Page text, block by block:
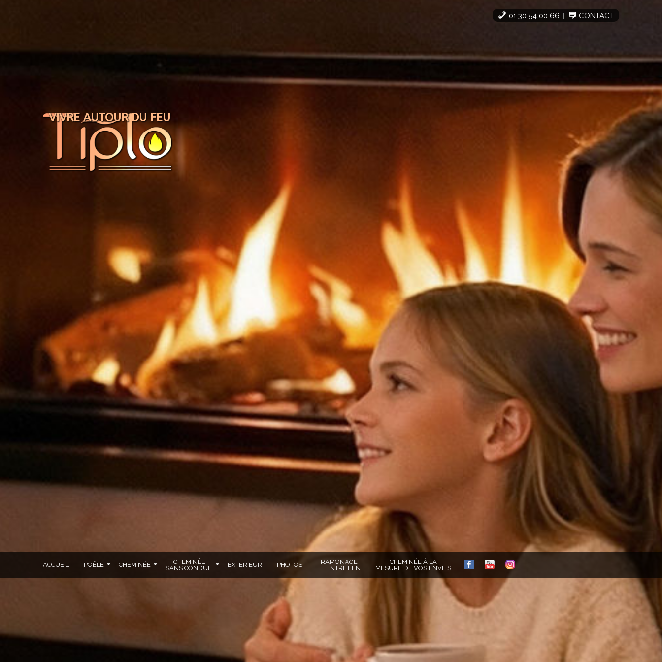
01 30 54 00 66 CONTACT
VIVRE AUTOUR DU FEU
ACCUEIL POÊLE CHEMINÉE
CHEMINÉE
SANS CONDUIT
EXTERIEUR PHOTOS
RAMONAGE
ET ENTRETIEN
CHEMINÉE À LA
MESURE DE VOS ENVIES